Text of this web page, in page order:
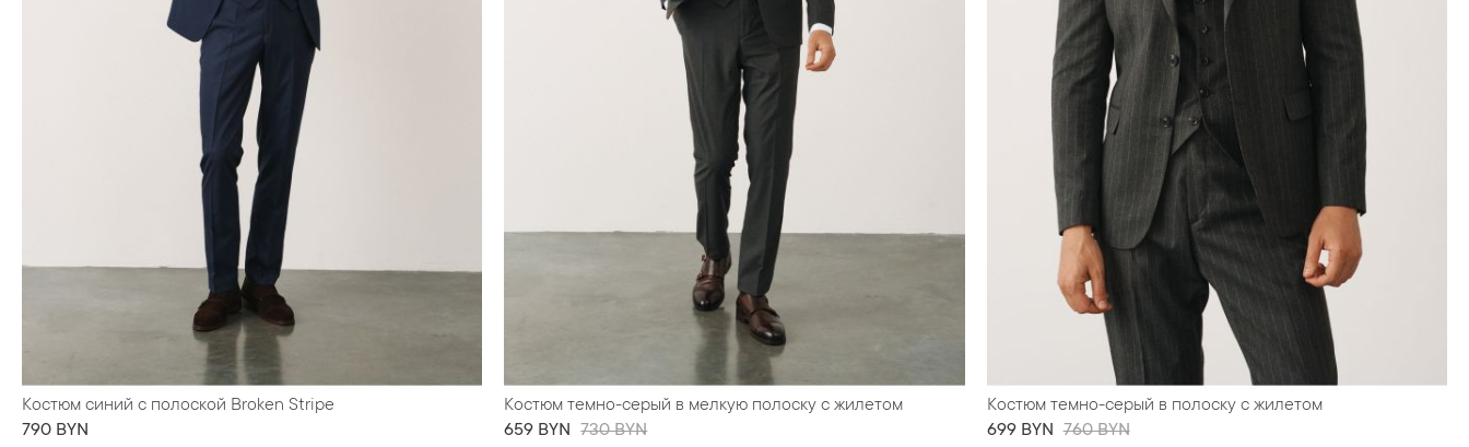
Костюм синий с полоской Broken Stripe
790 BYN
Костюм темно-серый в мелкую полоску с жилетом
659 BYN 730 BYN
Костюм темно-серый в полоску с жилетом
699 BYN 760 BYN